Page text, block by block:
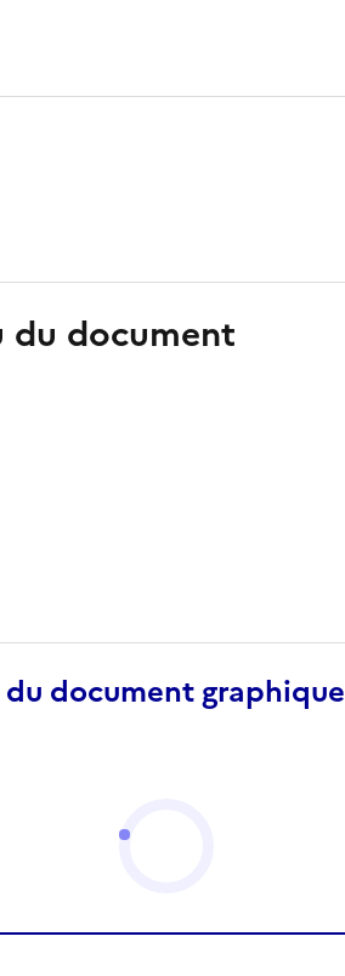
du document
document graphique